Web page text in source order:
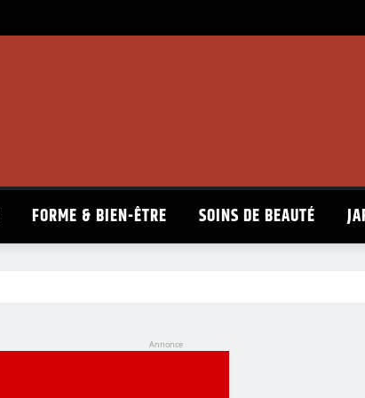
FORME & BIEN-ÊTRE SOINS DE BEAUTÉ
Annonce